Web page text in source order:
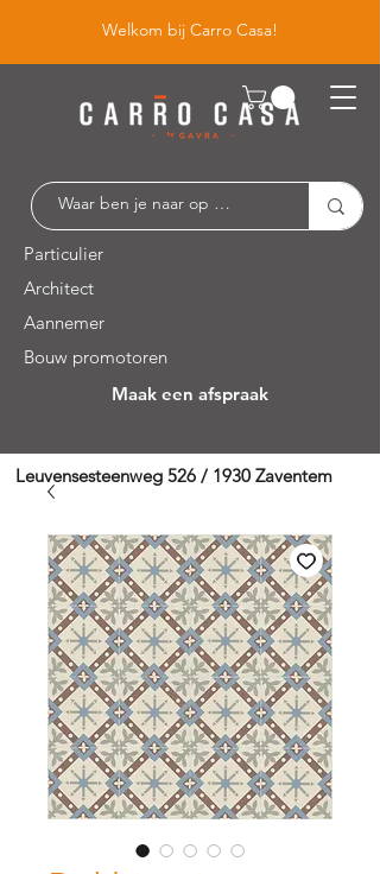
Welkom bij Carro Casa!
Particulier
Architect
Aannemer
Bouw promotoren
Maak een afspraak
Leuvensesteenweg 526 / 1930 Zaventem